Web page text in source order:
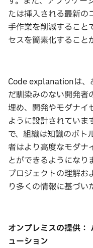
たは挿入される最新の
手作業を削減すること
セスを簡素化すること
Code explanationは、
だ馴染みのない開発者
埋め、開発やモダナイ
ように設計されていま
で、組織は知識のボト
者はより高度なモダナ
とができるようになり
プロジェクトの理解お
り多くの情報に基づい
オンプレミスの提供：
ューション